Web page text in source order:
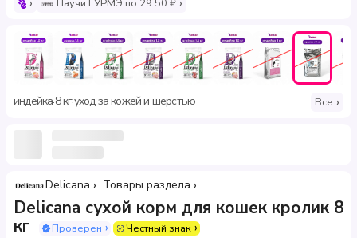
Паучи ГУРМЭ по 29.50 ₽
индейка·8 кг·уход за кожей и шерстью Все
Delicana Товары раздела
Delicana сухой корм для кошек кролик 8
кг
Проверен Честный знак